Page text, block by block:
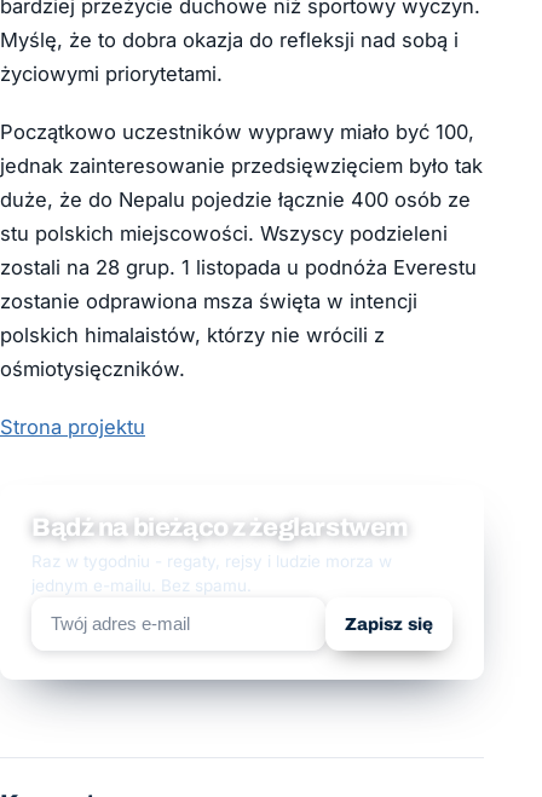
bardziej przeżycie duchowe niż sportowy wyczyn.
Myślę, że to dobra okazja do refleksji nad sobą i
życiowymi priorytetami.
Początkowo uczestników wyprawy miało być 100,
jednak zainteresowanie przedsięwzięciem było tak
duże, że do Nepalu pojedzie łącznie 400 osób ze
stu polskich miejscowości. Wszyscy podzieleni
zostali na 28 grup. 1 listopada u podnóża Everestu
zostanie odprawiona msza święta w intencji
polskich himalaistów, którzy nie wrócili z
ośmiotysięczników.
Strona projektu
Bądź na bieżąco z żeglarstwem
Raz w tygodniu - regaty, rejsy i ludzie morza w
jednym e-mailu. Bez spamu.
Zapisz się